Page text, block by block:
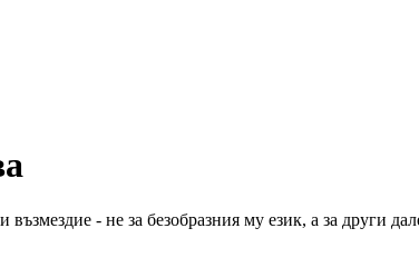
- не за безобразния му език, а за други